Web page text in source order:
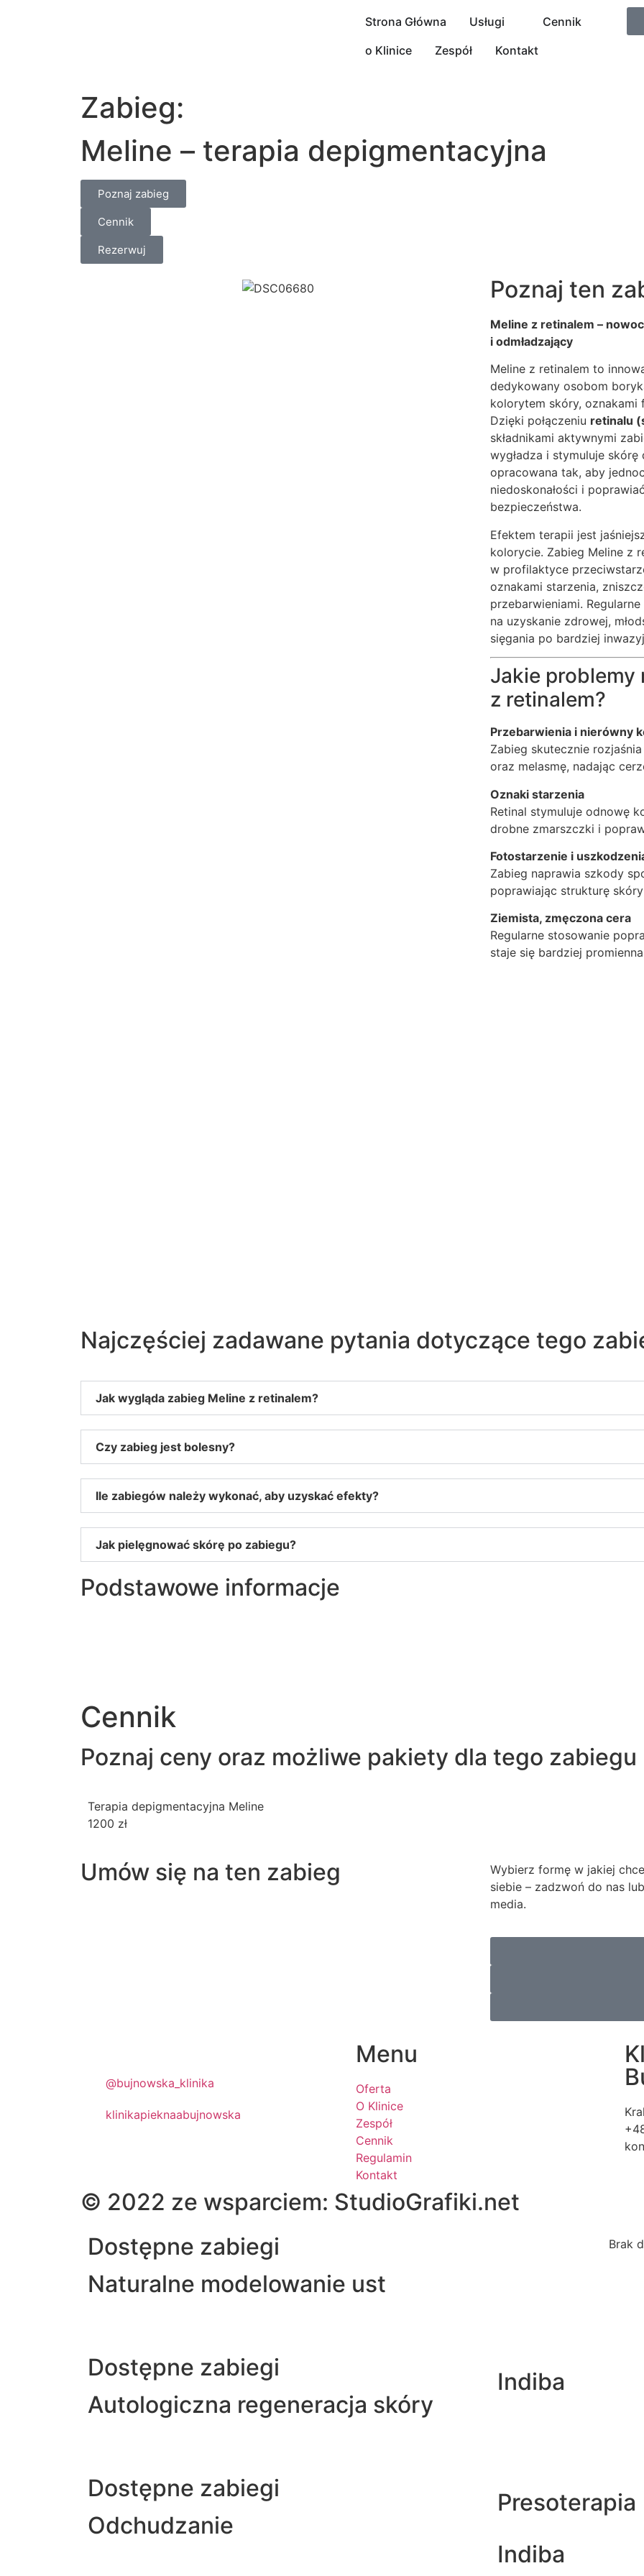
Strona Główna Usługi
Cennik
o Klinice
Zespół Kontakt
Zabieg:
Meline – terapia depigmentacyjna
Poznaj zabieg
Cennik
Rezerwuj
Poznaj ten
Meline z retinalem –
i odmładzający
Meline z retinalem to
dedykowany osobom
kolorytem skóry,
Dzięki połączeniu retinalu
składnikami aktywnymi
wygładza i stymuluje skórę
opracowana tak, aby
niedoskonałości i
bezpieczeństwa.
Efektem terapii jest
kolorycie. Zabieg Meline z
w profilaktyce
oznakami starzenia,
przebarwieniami.
na uzyskanie zdrowej,
sięgania po bardziej
Jakie problemy
z retinalem?
Przebarwienia i nierówny
Zabieg skutecznie
oraz melasmę, nadając
Oznaki starzenia
Retinal stymuluje odnowę
drobne zmarszczki i
Fotostarzenie i
Zabieg naprawia szkody
poprawiając strukturę
Ziemista, zmęczona cera
Regularne stosowanie
staje się bardziej
Najczęściej zadawane pytania dotyczące tego
Jak wygląda zabieg Meline z retinalem?
Czy zabieg jest bolesny?
Ile zabiegów należy wykonać, aby uzyskać efekty?
Jak pielęgnować skórę po zabiegu?
Podstawowe informacje
Cennik
Poznaj ceny oraz możliwe pakiety dla tego zabiegu
Terapia depigmentacyjna Meline
1200 zł
Umów się na ten zabieg
Wybierz formę w jakiej
siebie – zadzwoń do nas
media.
@bujnowska_klinika
klinikapieknaabujnowska
Menu
Oferta
O Klinice
Zespół
Cennik
Regulamin
Kontakt
© 2022 ze wsparciem: StudioGrafiki.net
Dostępne zabiegi
Naturalne modelowanie ust
Brak
Dostępne zabiegi
Autologiczna regeneracja skóry
Indiba
Dostępne zabiegi
Odchudzanie
Presoterapia
Indiba